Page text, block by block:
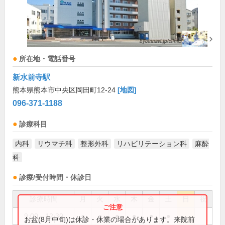
所在地・電話番号
新水前寺駅
熊本県熊本市中央区岡田町12-24 [地図]
096-371-1188
診療科目
内科 リウマチ科 整形外科 リハビリテーション科
麻酔
科
診療/受付時間・休診日
祝
9:00～12:30 ● ● ● ● ●
お盆(8月中旬)は休診・休業の場合があります。来院前